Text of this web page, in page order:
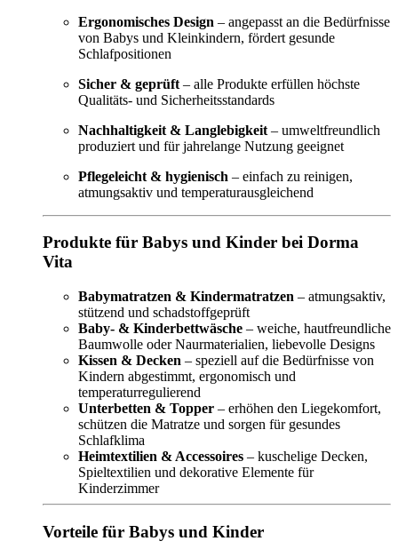
Ergonomisches Design – angepasst an die Bedürfnisse
von Babys und Kleinkindern, fördert gesunde
Schlafpositionen
Sicher & geprüft – alle Produkte erfüllen höchste
Qualitäts- und Sicherheitsstandards
Nachhaltigkeit & Langlebigkeit – umweltfreundlich
produziert und für jahrelange Nutzung geeignet
Pflegeleicht & hygienisch – einfach zu reinigen,
atmungsaktiv und temperaturausgleichend
Produkte für Babys und Kinder bei Dorma
Vita
Babymatratzen & Kindermatratzen – atmungsaktiv,
stützend und schadstoffgeprüft
Baby- & Kinderbettwäsche – weiche, hautfreundliche
Baumwolle oder Naurmaterialien, liebevolle Designs
Kissen & Decken – speziell auf die Bedürfnisse von
Kindern abgestimmt, ergonomisch und
temperaturregulierend
Unterbetten & Topper – erhöhen den Liegekomfort,
schützen die Matratze und sorgen für gesundes
Schlafklima
Heimtextilien & Accessoires – kuschelige Decken,
Spieltextilien und dekorative Elemente für
Kinderzimmer
Vorteile für Babys und Kinder